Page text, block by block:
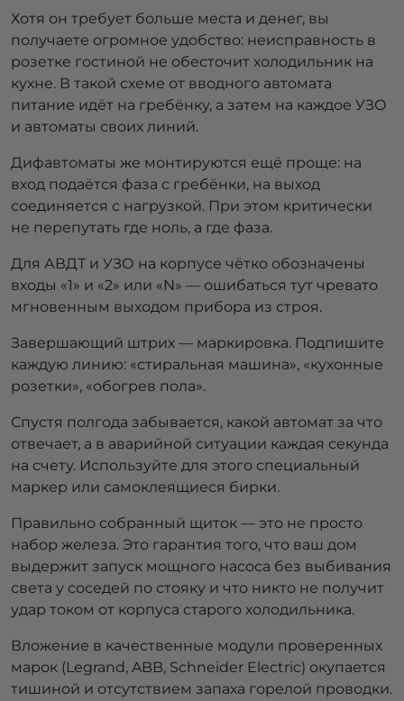
Хотя он требует больше места и денег, вы
получаете огромное удобство: неисправность в
розетке гостиной не обесточит холодильник на
кухне. В такой схеме от вводного автомата
питание идёт на гребёнку, а затем на каждое УЗО
и автоматы своих линий.
Дифавтоматы же монтируются ещё проще: на
вход подаётся фаза с гребёнки, на выход
соединяется с нагрузкой. При этом критически
не перепутать где ноль, а где фаза.
Для АВДТ и УЗО на корпусе чётко обозначены
входы «1» и «2» или «N» — ошибаться тут чревато
мгновенным выходом прибора из строя.
Завершающий штрих — маркировка. Подпишите
каждую линию: «стиральная машина», «кухонные
розетки», «обогрев пола».
Спустя полгода забывается, какой автомат за что
отвечает, а в аварийной ситуации каждая секунда
на счету. Используйте для этого специальный
маркер или самоклеящиеся бирки.
Правильно собранный щиток — это не просто
набор железа. Это гарантия того, что ваш дом
выдержит запуск мощного насоса без выбивания
света у соседей по стояку и что никто не получит
удар током от корпуса старого холодильника.
Вложение в качественные модули проверенных
марок (Legrand, ABB, Schneider Electric) окупается
тишиной и отсутствием запаха горелой проводки.